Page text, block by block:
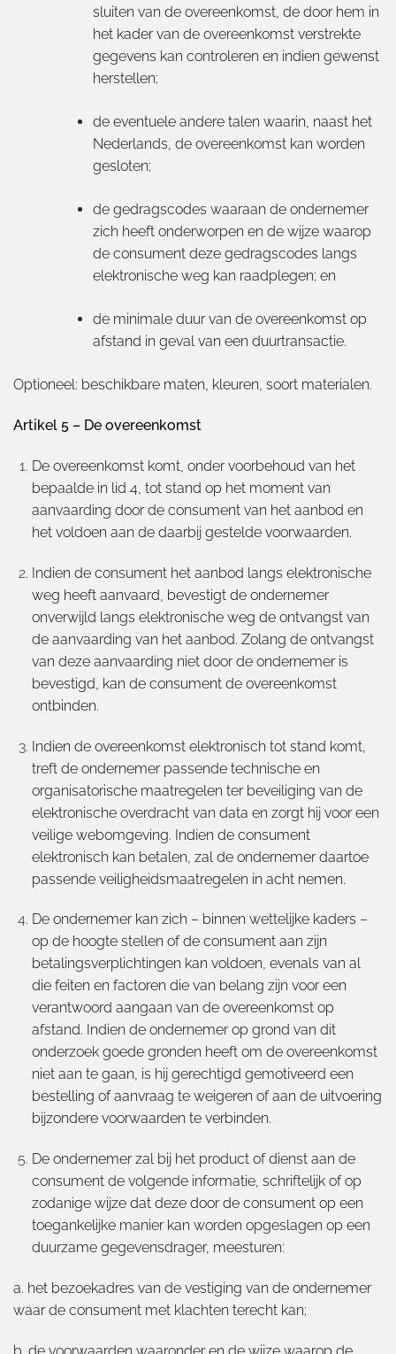
sluiten van de overeenkomst, de door hem in
het kader van de overeenkomst verstrekte
gegevens kan controleren en indien gewenst
herstellen;
de eventuele andere talen waarin, naast het
Nederlands, de overeenkomst kan worden
gesloten;
de gedragscodes waaraan de ondernemer
zich heeft onderworpen en de wijze waarop
de consument deze gedragscodes langs
elektronische weg kan raadplegen; en
de minimale duur van de overeenkomst op
afstand in geval van een duurtransactie.
Optioneel: beschikbare maten, kleuren, soort materialen.
Artikel 5 – De overeenkomst
De overeenkomst komt, onder voorbehoud van het
bepaalde in lid 4, tot stand op het moment van
aanvaarding door de consument van het aanbod en
het voldoen aan de daarbij gestelde voorwaarden.
Indien de consument het aanbod langs elektronische
weg heeft aanvaard, bevestigt de ondernemer
onverwijld langs elektronische weg de ontvangst van
de aanvaarding van het aanbod. Zolang de ontvangst
van deze aanvaarding niet door de ondernemer is
bevestigd, kan de consument de overeenkomst
ontbinden.
Indien de overeenkomst elektronisch tot stand komt,
treft de ondernemer passende technische en
organisatorische maatregelen ter beveiliging van de
elektronische overdracht van data en zorgt hij voor een
veilige webomgeving. Indien de consument
elektronisch kan betalen, zal de ondernemer daartoe
passende veiligheidsmaatregelen in acht nemen.
De ondernemer kan zich – binnen wettelijke kaders –
op de hoogte stellen of de consument aan zijn
betalingsverplichtingen kan voldoen, evenals van al
die feiten en factoren die van belang zijn voor een
verantwoord aangaan van de overeenkomst op
afstand. Indien de ondernemer op grond van dit
onderzoek goede gronden heeft om de overeenkomst
niet aan te gaan, is hij gerechtigd gemotiveerd een
bestelling of aanvraag te weigeren of aan de uitvoering
bijzondere voorwaarden te verbinden.
De ondernemer zal bij het product of dienst aan de
consument de volgende informatie, schriftelijk of op
zodanige wijze dat deze door de consument op een
toegankelijke manier kan worden opgeslagen op een
duurzame gegevensdrager, meesturen:
a. het bezoekadres van de vestiging van de ondernemer
waar de consument met klachten terecht kan;